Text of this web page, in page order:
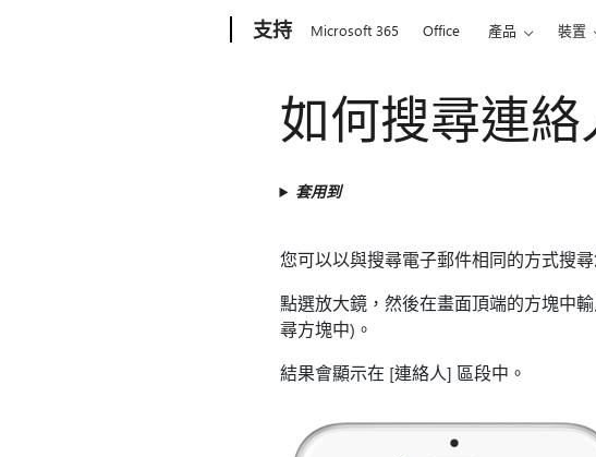
支持 Microsoft 365 Office 產品 裝置
如何搜尋連絡
套用到
您可以以與搜尋電子郵件相同的方式搜尋
點選放大鏡，然後在畫面頂端的方塊中
尋方塊中)。
結果會顯示在 [連絡人] 區段中。